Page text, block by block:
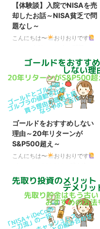
【体験談】入院でNISAを売
却したお話～NISA貧乏で問
題なし～
こんにちは〜
おりおりです
久々の更新になってしまいました
が、実は突然、IgA血管炎を発症
（両足に大量の紫斑が発生）し、
ステロイドパルス療法＋安静のた
め、3週間ほど緊急入院をしてい
ました。（成人の場合、IgA腎症
（国の指定難病で原則、一生治ら
ない）を合併する確率が60％を
超えるため、慎重になっていまし
た） 月またぎで高額療養費が2ヶ
月分になった上、下記の記事のと
衛資金（災害用の紙幣・硬貨は除
く）は用意 ...
ゴールドをおすすめしない
理由～20年リターンが
S&P500超え～
こんにちは〜
おりおりです
を超える ゴールドの価格が、直
近の数日は不安定になっているも
のの、特に2024年からの上昇が
すごいことになっています。
XAUUSD quote by TradingView
ゴールド（米ドルベース）の直近